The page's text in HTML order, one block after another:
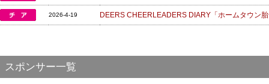
2026-4-19 DEERS CHEERLEADERS DIARY「ホームタウン
スポンサー一覧